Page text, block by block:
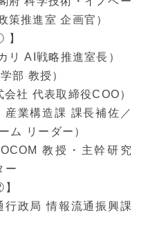
策推進室 企画官）
】
AI戦略推進室長）
部 教授）
社 代表取締役COO）
業構造課 課長補佐／
ム リーダー）
教授・主幹研究
ー
政局 情報流通振興課